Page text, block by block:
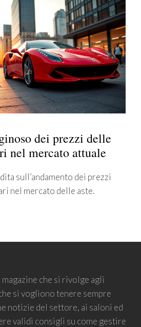
dei prezzi delle
nel mercato attuale
sull’andamento dei prezzi
nel mercato delle aste.
magazine che si rivolge agli
si vogliono tenere sempre
notizie del settore, ai saloni ed
validi consigli su come gestire